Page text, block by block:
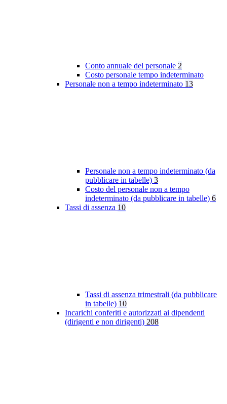
Conto annuale del personale 2
Costo personale tempo indeterminato
Personale non a tempo indeterminato 13
Personale non a tempo indeterminato (da
pubblicare in tabelle) 3
Costo del personale non a tempo
indeterminato (da pubblicare in tabelle) 6
Tassi di assenza 10
Tassi di assenza trimestrali (da pubblicare
in tabelle) 10
Incarichi conferiti e autorizzati ai dipendenti
(dirigenti e non dirigenti) 208